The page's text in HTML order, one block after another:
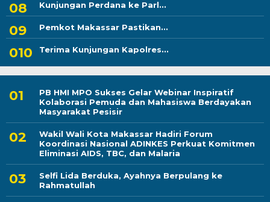
Kunjungan Perdana ke Parl...
Pemkot Makassar Pastikan...
Terima Kunjungan Kapolres...
PB HMI MPO Sukses Gelar Webinar Inspiratif
Kolaborasi Pemuda dan Mahasiswa Berdayakan
Masyarakat Pesisir
Wakil Wali Kota Makassar Hadiri Forum
Koordinasi Nasional ADINKES Perkuat Komitmen
Eliminasi AIDS, TBC, dan Malaria
Selfi Lida Berduka, Ayahnya Berpulang ke
Rahmatullah